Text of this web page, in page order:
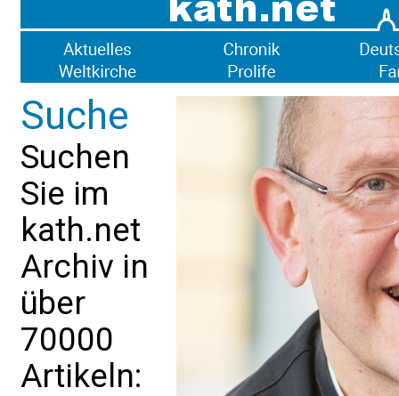
Suche
Suchen
Sie im
kath.net
Archiv in
über
70000
Artikeln: